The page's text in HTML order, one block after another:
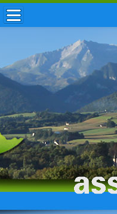
ACCUEIL / INFOS
MUNICIPALITÉ
VIE LOCALE
ENFANCE
TOURISME
HISTOIRE